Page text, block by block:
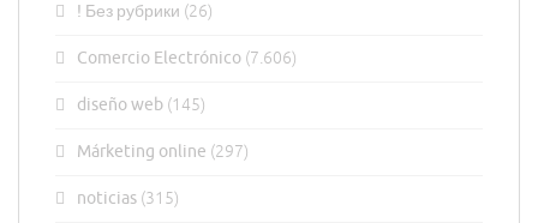
! Без рубрики (26)
Comercio Electrónico (7.606)
diseño web (145)
Márketing online (297)
noticias (315)